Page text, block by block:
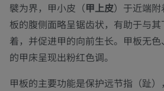
襞为界，甲小皮（甲上皮）于近端
板的腹侧面略呈锯齿状，有助于与
着，并促进甲的向前生长。甲板无
的甲床呈现出粉红色调。
甲板的主要功能是保护远节指（趾